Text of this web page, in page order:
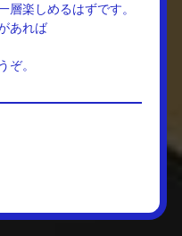
層楽しめるはずです。
あれば
ぞ。